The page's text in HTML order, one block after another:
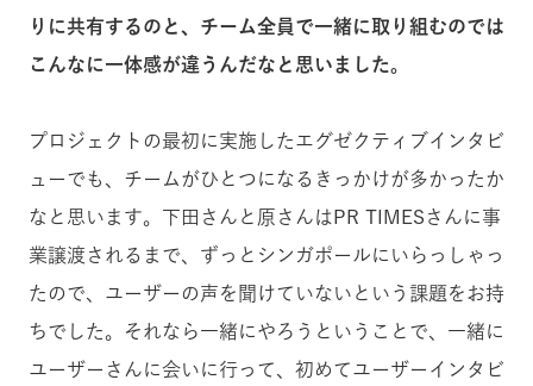
りに共有するのと、チーム全員で一緒に取り組むのでは
こんなに一体感が違うんだなと思いました。
プロジェクトの最初に実施したエグゼクティブインタビ
ューでも、チームがひとつになるきっかけが多かったか
なと思います。下田さんと原さんはPR TIMESさんに事
業譲渡されるまで、ずっとシンガポールにいらっしゃっ
たので、ユーザーの声を聞けていないという課題をお持
ちでした。それなら一緒にやろうということで、一緒に
ユーザーさんに会いに行って、初めてユーザーインタビ